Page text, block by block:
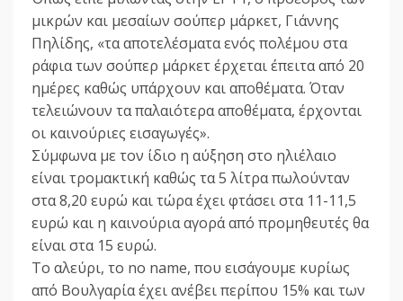
μικρών και μεσαίων σούπερ μάρκετ, Γιάννης
Πηλίδης, «τα αποτελέσματα ενός πολέμου στα
ράφια των σούπερ μάρκετ έρχεται έπειτα από 20
ημέρες καθώς υπάρχουν και αποθέματα. Όταν
τελειώνουν τα παλαιότερα αποθέματα, έρχονται
οι καινούριες εισαγωγές».
Σύμφωνα με τον ίδιο η αύξηση στο ηλιέλαιο
είναι τρομακτική καθώς τα 5 λίτρα πωλούνταν
στα 8,20 ευρώ και τώρα έχει φτάσει στα 11-11,5
ευρώ και η καινούρια αγορά από προμηθευτές θα
είναι στα 15 ευρώ.
Το αλεύρι, το no name, που εισάγουμε κυρίως
από Βουλγαρία έχει ανέβει περίπου 15% και των